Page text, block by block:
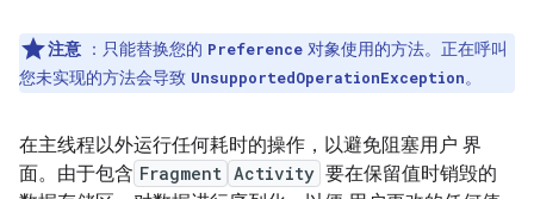
注意 ：只能替换您的 Preference 对象使用的方法。正在呼叫
您未实现的方法会导致 UnsupportedOperationException。
在主线程以外运行任何耗时的操作，以避免阻塞用户 界
面。由于包含 Fragment Activity 要在保留值时销毁的